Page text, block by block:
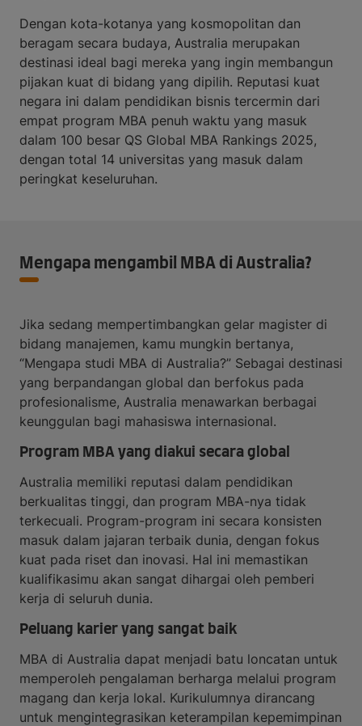
Dengan kota-kotanya yang kosmopolitan dan
beragam secara budaya, Australia merupakan
destinasi ideal bagi mereka yang ingin membangun
pijakan kuat di bidang yang dipilih. Reputasi kuat
negara ini dalam pendidikan bisnis tercermin dari
empat program MBA penuh waktu yang masuk
dalam 100 besar QS Global MBA Rankings 2025,
dengan total 14 universitas yang masuk dalam
peringkat keseluruhan.
Mengapa mengambil MBA di Australia?
Jika sedang mempertimbangkan gelar magister di
bidang manajemen, kamu mungkin bertanya,
“Mengapa studi MBA di Australia?” Sebagai destinasi
yang berpandangan global dan berfokus pada
profesionalisme, Australia menawarkan berbagai
keunggulan bagi mahasiswa internasional.
Program MBA yang diakui secara global
Australia memiliki reputasi dalam pendidikan
berkualitas tinggi, dan program MBA-nya tidak
terkecuali. Program-program ini secara konsisten
masuk dalam jajaran terbaik dunia, dengan fokus
kuat pada riset dan inovasi. Hal ini memastikan
kualifikasimu akan sangat dihargai oleh pemberi
kerja di seluruh dunia.
Peluang karier yang sangat baik
MBA di Australia dapat menjadi batu loncatan untuk
memperoleh pengalaman berharga melalui program
magang dan kerja lokal. Kurikulumnya dirancang
untuk mengintegrasikan keterampilan kepemimpinan